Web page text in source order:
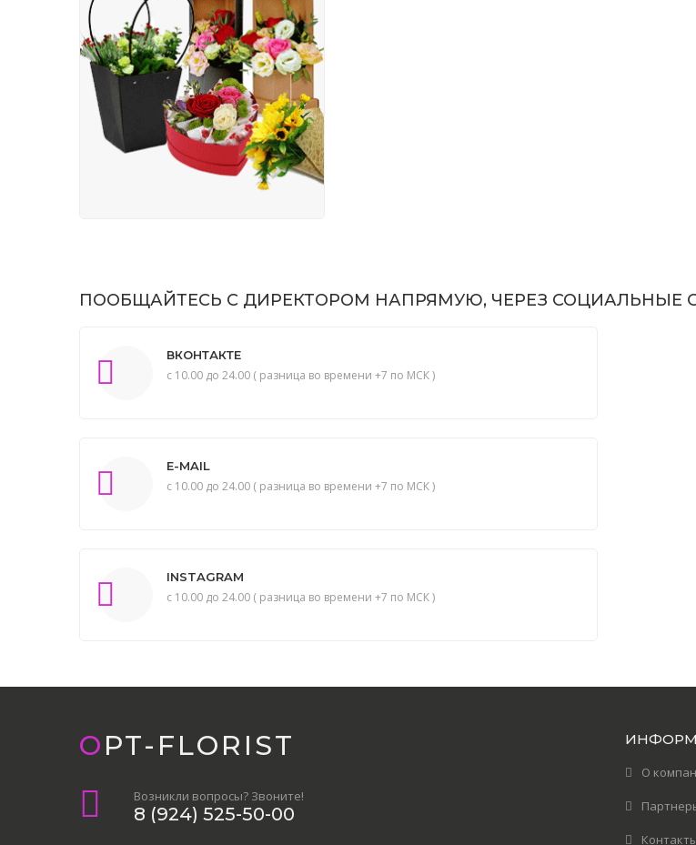
ПООБЩАЙТЕСЬ С ДИРЕКТОРОМ НАПРЯМУЮ, ЧЕРЕЗ СОЦИАЛЬНЫЕ
ВКОНТАКТЕ
с 10.00 до 24.00 ( разница во времени +7 по МСК )
E-MAIL
с 10.00 до 24.00 ( разница во времени +7 по МСК )
INSTAGRAM
с 10.00 до 24.00 ( разница во времени +7 по МСК )
OPT-FLORIST
Возникли вопросы? Звоните!
8 (924) 525-50-00
О